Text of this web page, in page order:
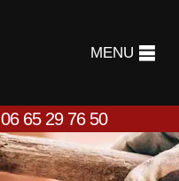
MENU
06 65 29 76 50